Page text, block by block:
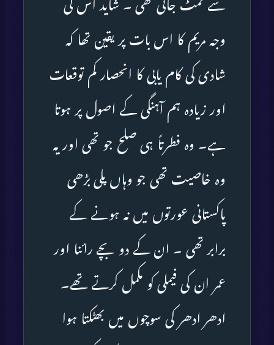
سے نمٹ جاتی تھی ۔ شاید اس کی
وجہ مریم کا اس بات پر یقین تھا کہ
شادی کی کام یابی کا انحصار کم توقعات
اور زیادہ ہم آہنگی کے اصول پر ہوتا
ہے۔ وہ فطرتاً ہی صلح جو تھی اور یہ
وہ خاصیت تھی جو وہاں پلی بڑھی
پاکستانی عورتوں میں نہ ہونے کے
برابر تھی ۔ ان کے دو بچے رائنا اور
عمر ان کی فیملی کو مکمل کرتے تھے۔
ادھر ادھر کی سوچوں میں بھٹکتا ہوا